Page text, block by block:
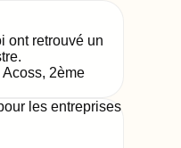
ont retrouvé un
Acoss, 2ème
les entreprises